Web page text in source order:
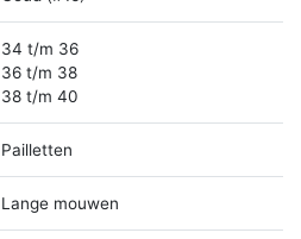
34 t/m 36
36 t/m 38
38 t/m 40
Pailletten
Lange mouwen